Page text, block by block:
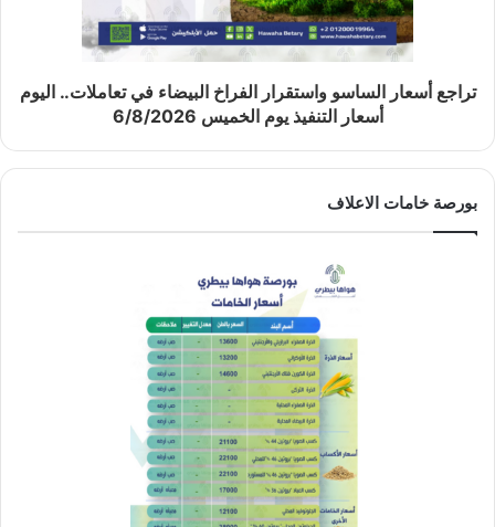
تراجع أسعار الساسو واستقرار الفراخ البيضاء في تعاملات.. اليوم
أسعار التنفيذ يوم الخميس 6/8/2026
بورصة خامات الاعلاف